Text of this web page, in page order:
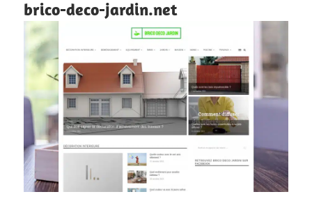
brico-deco-jardin.net